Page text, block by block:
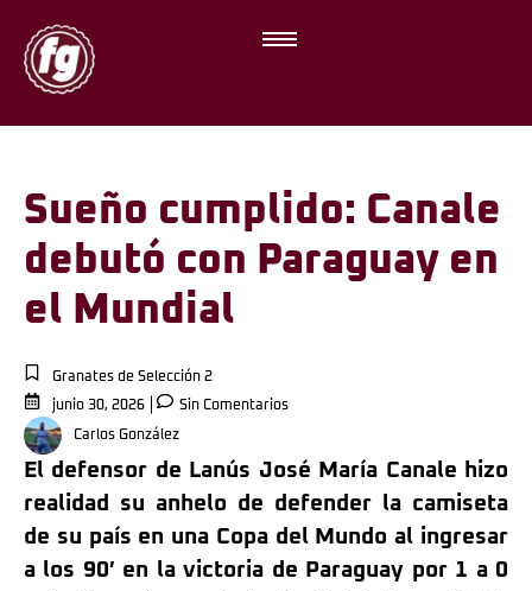
Sueño cumplido: Canale
debutó con Paraguay en
el Mundial
Granates de Selección 2
junio 30, 2026
Sin Comentarios
Carlos González
El defensor de Lanús José María Canale hizo
realidad su anhelo de defender la camiseta
de su país en una Copa del Mundo al ingresar
a los 90′ en la victoria de Paraguay por 1 a 0